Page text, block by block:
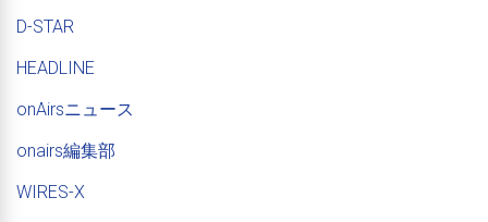
D-STAR
HEADLINE
onAirsニュース
onairs編集部
WIRES-X